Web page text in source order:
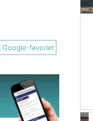
Google-favoriet